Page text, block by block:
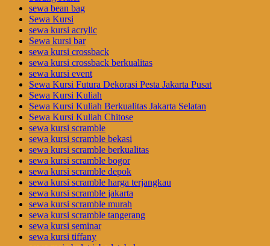
sewa bean bag
Sewa Kursi
sewa kursi acrylic
Sewa kursi bar
sewa kursi crossback
sewa kursi crossback berkualitas
sewa kursi event
Sewa Kursi Futura Dekorasi Pesta Jakarta Pusat
Sewa Kursi Kuliah
Sewa Kursi Kuliah Berkualitas Jakarta Selatan
Sewa Kursi Kuliah Chitose
sewa kursi scramble
sewa kursi scramble bekasi
sewa kursi scramble berkualitas
sewa kursi scramble bogor
sewa kursi scramble depok
sewa kursi scramble harga terjangkau
sewa kursi scramble jakarta
sewa kursi scramble murah
sewa kursi scramble tangerang
sewa kursi seminar
sewa kursi tiffany